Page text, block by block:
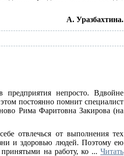
А. Уразбахтина.
предприятия непросто. Вдвойне
постоянно помнит специалист
Рима Фаритовна Закирова (на
отвлечься от выполнения тех
и здоровью людей. Поэтому ею
на работу, ко ...Читать